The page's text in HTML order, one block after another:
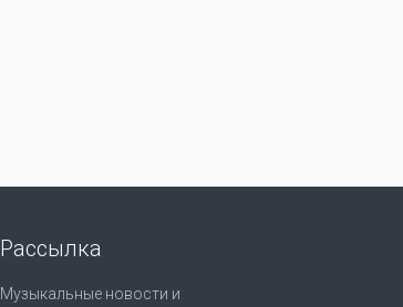
Рассылка
Музыкальные новости и